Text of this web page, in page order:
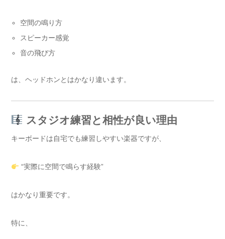
空間の鳴り方
スピーカー感覚
音の飛び方
は、ヘッドホンとはかなり違います。
スタジオ練習と相性が良い理由
キーボードは自宅でも練習しやすい楽器ですが、
“実際に空間で鳴らす経験”
はかなり重要です。
特に、